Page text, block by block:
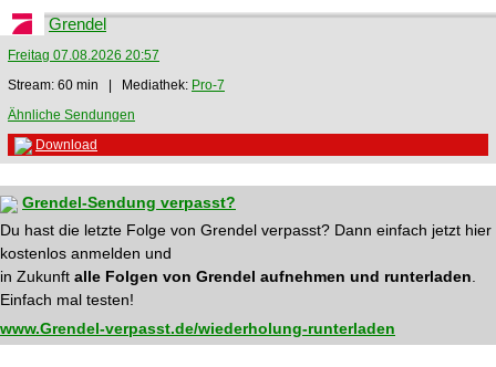
Grendel
Freitag 07.08.2026 20:57
Stream: 60 min | Mediathek: Pro-7
Ähnliche Sendungen
Download
Grendel-Sendung verpasst?
Du hast die letzte Folge von Grendel verpasst? Dann einfach jetzt hier
kostenlos anmelden und
in Zukunft alle Folgen von Grendel aufnehmen und runterladen
Einfach mal testen!
www.Grendel-verpasst.de/wiederholung-runterladen